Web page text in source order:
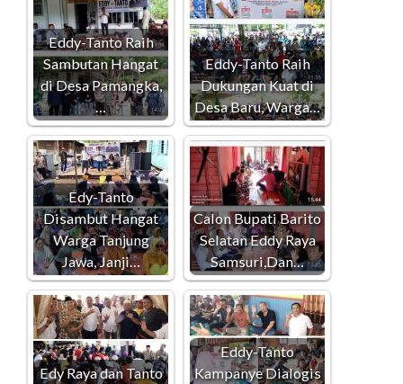
Eddy-Tanto Raih
Sambutan Hangat
di Desa Pamangka,
…
Eddy-Tanto Raih
Dukungan Kuat di
Desa Baru, Warga…
Edy-Tanto
Disambut Hangat
Warga Tanjung
Jawa, Janji…
Calon Bupati Barito
Selatan Eddy Raya
Samsuri,Dan…
Edy Raya dan Tanto
Eddy-Tanto
Kampanye Dialogis